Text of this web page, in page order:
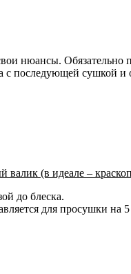
нюансы. Обязательно
с последующей сушкой
(в идеале –
до блеска.
для просушки на